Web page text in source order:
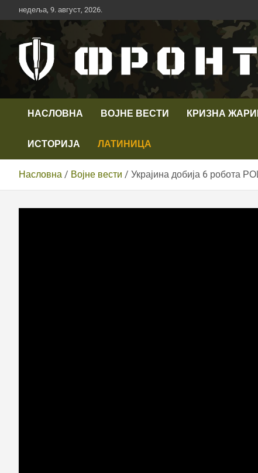
Скип
то
недеља, 9. август, 2026.
Телевизија ФРОНТ
НАСЛОВНА ВОЈНЕ ВЕСТИ КРИЗНА
ИСТОРИЈА ЛАТИНИЦА
Насловна Војне вести Украјина добија 6 робота